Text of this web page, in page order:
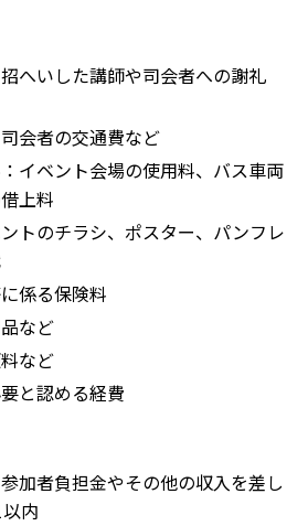
へいした講師や司会者への謝礼
会者の交通費など
イベント会場の使用料、バス車両
上料
トのチラシ、ポスター、パンフレ
係る保険料
など
など
と認める経費
加者負担金やその他の収入を差し
内